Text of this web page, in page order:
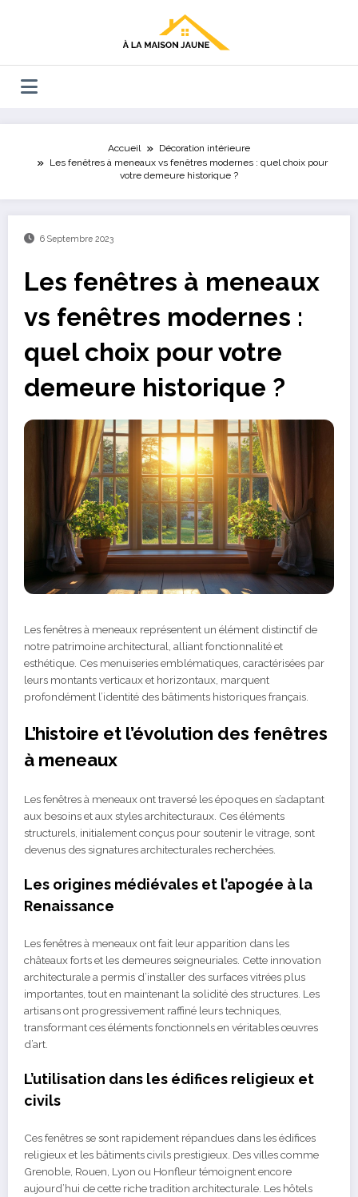
Accueil
Décoration intérieure
Les fenêtres à meneaux vs fenêtres modernes : quel choix pour
votre demeure historique ?
6 Septembre 2023
Les fenêtres à meneaux
vs fenêtres modernes :
quel choix pour votre
demeure historique ?
Les fenêtres à meneaux représentent un élément distinctif de
notre patrimoine architectural, alliant fonctionnalité et
esthétique. Ces menuiseries emblématiques, caractérisées par
leurs montants verticaux et horizontaux, marquent
profondément l’identité des bâtiments historiques français.
L’histoire et l’évolution des fenêtres
à meneaux
Les fenêtres à meneaux ont traversé les époques en s’adaptant
aux besoins et aux styles architecturaux. Ces éléments
structurels, initialement conçus pour soutenir le vitrage, sont
devenus des signatures architecturales recherchées.
Les origines médiévales et l’apogée à la
Renaissance
Les fenêtres à meneaux ont fait leur apparition dans les
châteaux forts et les demeures seigneuriales. Cette innovation
architecturale a permis d’installer des surfaces vitrées plus
importantes, tout en maintenant la solidité des structures. Les
artisans ont progressivement raffiné leurs techniques,
transformant ces éléments fonctionnels en véritables œuvres
d’art.
L’utilisation dans les édifices religieux et
civils
Ces fenêtres se sont rapidement répandues dans les édifices
religieux et les bâtiments civils prestigieux. Des villes comme
Grenoble, Rouen, Lyon ou Honfleur témoignent encore
aujourd’hui de cette riche tradition architecturale. Les hôtels